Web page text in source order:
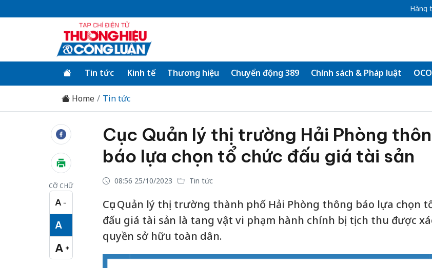
Hàng
Tin tức Kinh tế Thương hiệu Chuyển động 389 Chính sách & Pháp luật
Home Tin tức
CỠ CHỮ
A −
Cỡ chữ nhỏ
A
Cỡ chữ vừa
A +
Cỡ chữ lớn
Cục Quản lý thị trường Hải Phòng
báo lựa chọn tổ chức đấu giá tài sản
08:56 25/10/2023 Tin tức
Cục Quản lý thị trường thành phố Hải Phòng thông báo lựa chọn
đấu giá tài sản là tang vật vi phạm hành chính bị tịch thu được
quyền sở hữu toàn dân.